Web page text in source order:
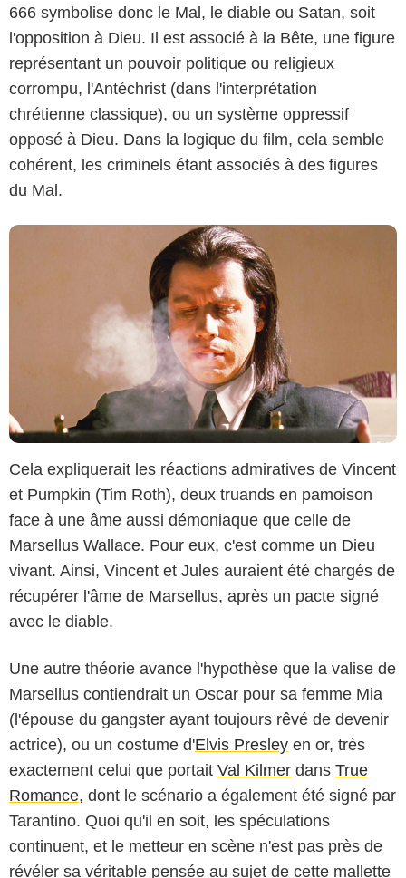
666 symbolise donc le Mal, le diable ou Satan, soit
l'opposition à Dieu. Il est associé à la Bête, une figure
représentant un pouvoir politique ou religieux
corrompu, l'Antéchrist (dans l'interprétation
chrétienne classique), ou un système oppressif
opposé à Dieu. Dans la logique du film, cela semble
cohérent, les criminels étant associés à des figures
du Mal.
Miramax
Cela expliquerait les réactions admiratives de Vincent
et Pumpkin (Tim Roth), deux truands en pamoison
face à une âme aussi démoniaque que celle de
Marsellus Wallace. Pour eux, c'est comme un Dieu
vivant. Ainsi, Vincent et Jules auraient été chargés de
récupérer l'âme de Marsellus, après un pacte signé
avec le diable.
Une autre théorie avance l'hypothèse que la valise de
Marsellus contiendrait un Oscar pour sa femme Mia
(l'épouse du gangster ayant toujours rêvé de devenir
actrice), ou un costume d'Elvis Presley en or, très
exactement celui que portait Val Kilmer dans True
Romance, dont le scénario a également été signé par
Tarantino. Quoi qu'il en soit, les spéculations
continuent, et le metteur en scène n'est pas près de
révéler sa véritable pensée au sujet de cette mallette